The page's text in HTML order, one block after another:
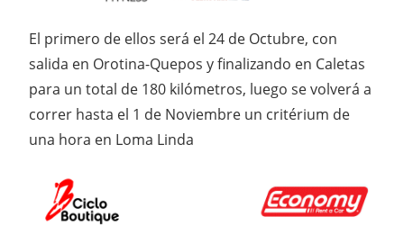
El primero de ellos será el 24 de Octubre, con
salida en Orotina-Quepos y finalizando en Caletas
para un total de 180 kilómetros, luego se volverá a
correr hasta el 1 de Noviembre un critérium de
una hora en Loma Linda